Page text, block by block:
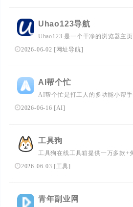
设计师网址大全,设计师网址导航,
计师网址导航，定时更新分享优
Uhao123导航
Uhao123 是一个干净的浏览器主
PDF 整理与转 Word、图片压缩裁
Excel CSV、ZIP、文本、开发者
2026-06-02 [ 网址导航]
AI帮个忙
AI帮个忙是打工人的多功能小帮
工具，可以用AI生成小红书文案
2026-06-16 [AI]
工具狗
工具狗在线工具箱提供一万多款+
工具, 实用工具大全, 免费工具网
作工具, 学习等多场景工具合集
2026-06-03 [工具]
青年副业网